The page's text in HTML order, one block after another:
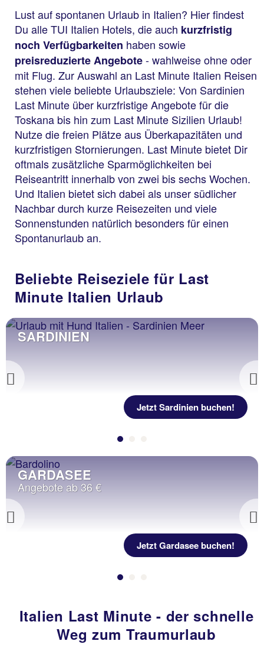
Lust auf spontanen Urlaub in Italien? Hier findest
Du alle TUI Italien Hotels, die auch kurzfristig
noch Verfügbarkeiten haben sowie
preisreduzierte Angebote- wahlweise ohne oder
mit Flug. Zur Auswahl an Last Minute Italien Reisen
stehen viele beliebte Urlaubsziele: Von Sardinien
Last Minute über kurzfristige Angebote für die
Toskana bis hin zum Last Minute Sizilien Urlaub!
Nutze die freien Plätze aus Überkapazitäten und
kurzfristigen Stornierungen. Last Minute bietet Dir
oftmals zusätzliche Sparmöglichkeiten bei
Reiseantritt innerhalb von zwei bis sechs Wochen.
Und Italien bietet sich dabei als unser südlicher
Nachbar durch kurze Reisezeiten und viele
Sonnenstunden natürlich besonders für einen
Spontanurlaub an.
Beliebte Reiseziele für Last
Minute Italien Urlaub
Previous
SARDINIEN
Jetzt Sardinien buchen!
Previous
GARDASEE
Angebote ab 36 €
Jetzt Gardasee buchen!
Italien Last Minute - der schnelle
Weg zum Traumurlaub